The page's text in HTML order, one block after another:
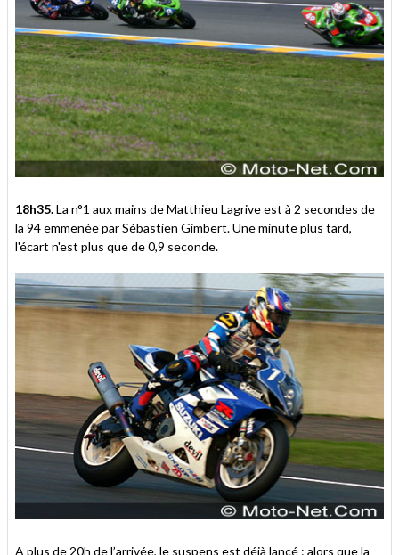
18h35.La n°1 aux mains de Matthieu Lagrive est à 2 secondes de
la 94 emmenée par Sébastien Gimbert. Une minute plus tard,
l'écart n'est plus que de 0,9 seconde.
A plus de 20h de l’arrivée, le suspens est déjà lancé : alors que la